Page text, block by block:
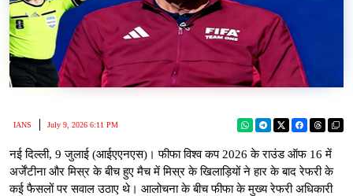
IANS July 9, 2026 6:11 PM
नई दिल्ली, 9 जुलाई (आईएएनएस)। फीफा विश्व कप 2026 के राउंड ऑफ 16 में
अर्जेंटीना और मिस्र के बीच हुए मैच में मिस्र के खिलाड़ियों ने हार के बाद रेफरी के
कई फैसलों पर सवाल उठाए थे। आलोचना के बीच फीफा के मुख्य रेफरी अधिकारी